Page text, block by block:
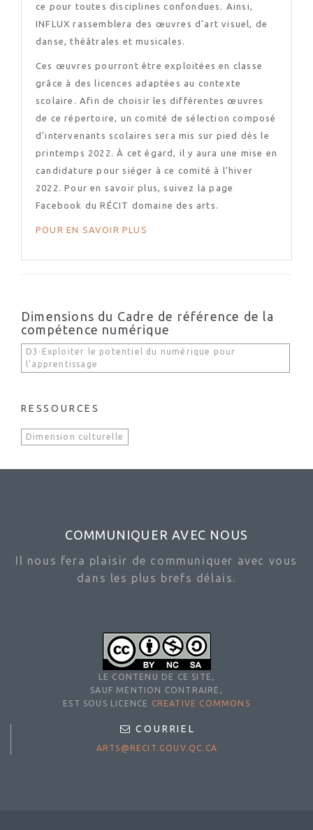
ce pour toutes disciplines confondues. Ainsi,
INFLUX rassemblera des œuvres d’art visuel, de
danse, théâtrales et musicales.
Ces œuvres pourront être exploitées en classe
grâce à des licences adaptées au contexte
scolaire. Afin de choisir les différentes œuvres
de ce répertoire, un comité de sélection composé
d’intervenants scolaires sera mis sur pied dès le
printemps 2022. À cet égard, il y aura une mise en
candidature pour siéger à ce comité à l’hiver
2022. Pour en savoir plus, suivez la page
Facebook du RÉCIT domaine des arts.
POUR EN SAVOIR PLUS
Dimensions du Cadre de référence de la
compétence numérique
D3·Exploiter le potentiel du numérique pour
l’apprentissage
RESSOURCES
Dimension culturelle
COMMUNIQUER AVEC NOUS
Il nous fera plaisir de communiquer avec vous
dans les plus brefs délais.
LE CONTENU DE CE SITE,
SAUF MENTION CONTRAIRE,
EST SOUS LICENCE
CREATIVE COMMONS
COURRIEL
ARTS@RECIT.GOUV.QC.CA